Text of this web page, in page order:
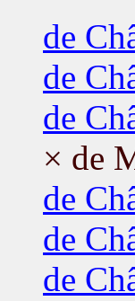
de
de
de
× de
de
de
de